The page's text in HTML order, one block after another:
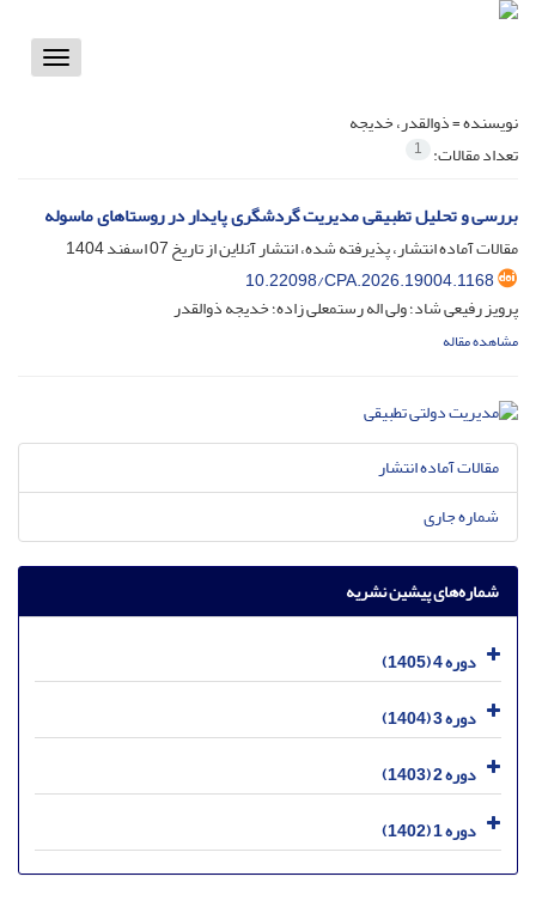
Toggle
نویسنده =ذوالقدر، خدیجه
تعداد مقالات: 1
بررسی و تحلیل تطبیقی مدیریت گردشگری پایدار در روستاهای ماسوله
مقالات آماده انتشار، پذیرفته شده، انتشار آنلاین از تاریخ07 اسفند 1404
10.22098/CPA.2026.19004.1168
پرویز رفیعی شاد؛ ولی اله رستمعلی زاده؛ خدیجه ذوالقدر
مشاهده مقاله
مقالات آماده انتشار
شماره جاری
شماره‌های پیشین نشریه
دوره 4 (1405)
دوره 3 (1404)
دوره 2 (1403)
دوره 1 (1402)